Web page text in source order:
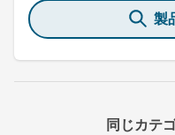
製
同じカテ